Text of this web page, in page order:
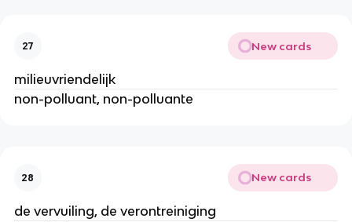
27 New cards
milieuvriendelijk
non-polluant, non-polluante
28 New cards
de vervuiling, de verontreiniging